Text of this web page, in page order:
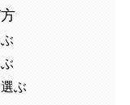
ぶ